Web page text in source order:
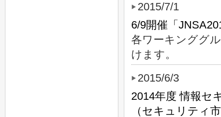
2015/7/1
6/9開催「
各ワーキンググ
けます。
2015/6/3
2014年度 情報セ
（セキュリティ